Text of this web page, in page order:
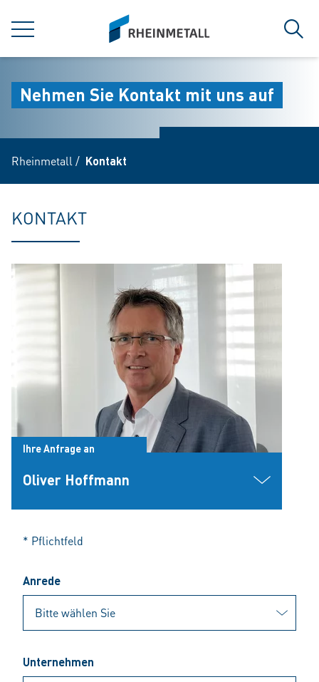
MENÜ
siteLogo
Nehmen Sie Kontakt mit uns auf
Rheinmetall / Kontakt
KONTAKT
Ihre Anfrage an
Oliver Hoffmann
* Pflichtfeld
Anrede
Unternehmen